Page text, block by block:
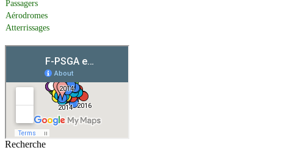
Passagers
Aérodromes
Atterrissages
Recherche